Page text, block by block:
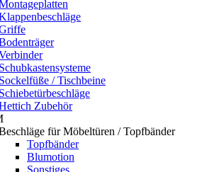
Schubkastensysteme
Sockelfüße / Tischbeine
Schiebetürbeschläge
Zubehör
für Möbeltüren / Topfbänder
Topfbänder
Blumotion